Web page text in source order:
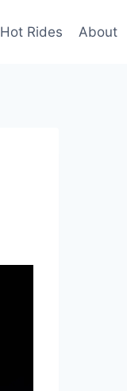
Hot Rides About